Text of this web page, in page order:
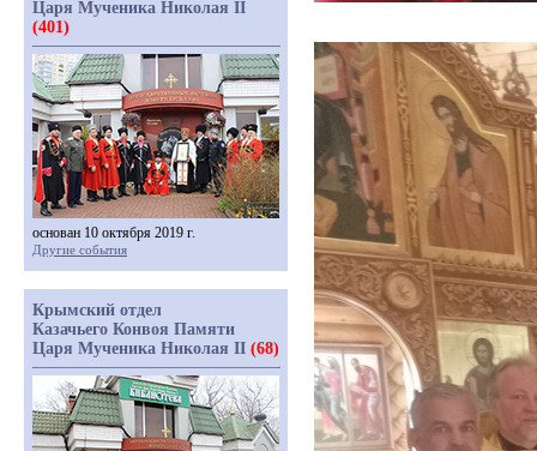
Царя Мученика Николая II
(401)
основан 10 октября 2019 г.
Другие события
Крымский отдел
Казачьего Конвоя Памяти
Царя Мученика Николая II (68)